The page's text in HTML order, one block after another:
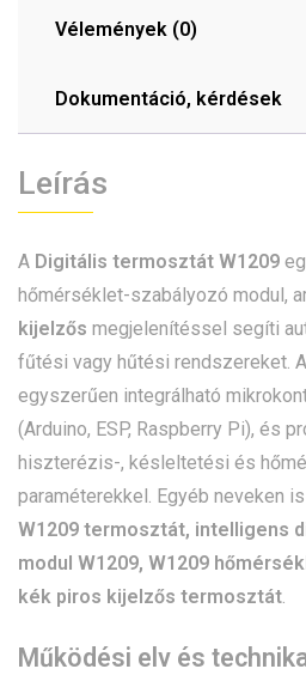
Vélemények (0)
Dokumentáció, kérdések
Leírás
A Digitális termosztát W1209
hőmérséklet-szabályozó modul,
kijelzős megjelenítéssel segíti
fűtési vagy hűtési rendszereket.
egyszerűen integrálható
(Arduino, ESP, Raspberry Pi), és
hiszterézis-, késleltetési és
paraméterekkel. Egyéb neveken
W1209 termosztát, intelligens
modul W1209, W1209
kék piros kijelzős termosztát.
Működési elv és